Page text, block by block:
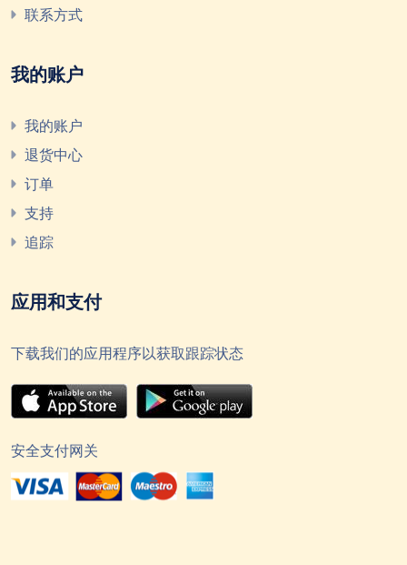
联系方式
我的账户
我的账户
退货中心
订单
支持
追踪
应用和支付
下载我们的应用程序以获取跟踪状态
安全支付网关